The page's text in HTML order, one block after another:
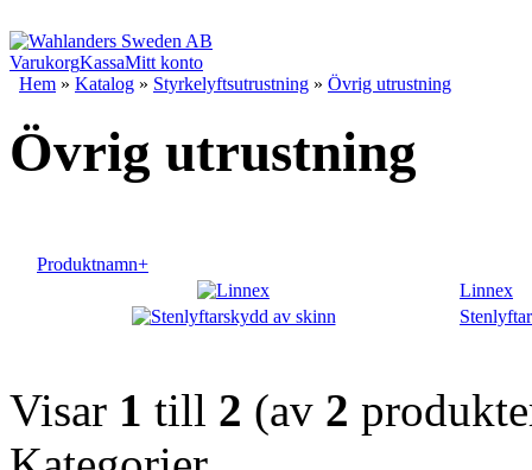
VarukorgKassaMitt konto
Hem » Katalog » Styrkelyftsutrustning » Övrig utrustning
Övrig utrustning
Produktnamn+
Linnex
Visar 1 till 2 (av 2